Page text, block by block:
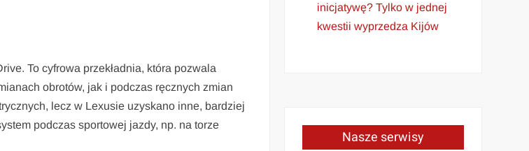
To cyfrowa przekładnia, która pozwala
obrotów, jak i podczas ręcznych zmian
lecz w Lexusie uzyskano inne, bardziej
podczas sportowej jazdy, np. na torze
inicjatywę? Tylko w jednej
kwestii wyprzedza Kijów
Nasze serwisy